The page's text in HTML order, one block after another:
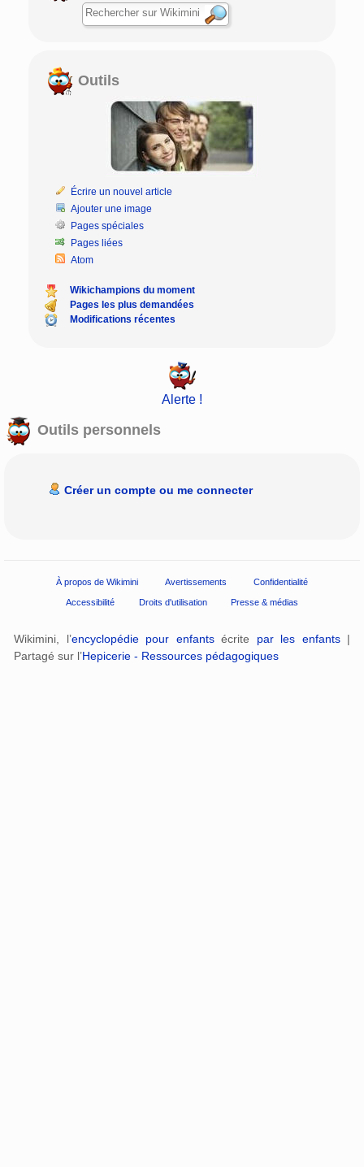
Outils
Écrire un nouvel article
Ajouter une image
Pages spéciales
Pages liées
Atom
Wikichampions du moment
Pages les plus demandées
Modifications récentes
Alerte !
Outils personnels
Créer un compte ou me connecter
À propos de Wikimini Avertissements Confidentialité
Accessibilité Droits d'utilisation Presse & médias
Wikimini, l’encyclopédie pour enfantsécrite par les enfants|
Partagé sur l’Hepicerie - Ressources pédagogiques